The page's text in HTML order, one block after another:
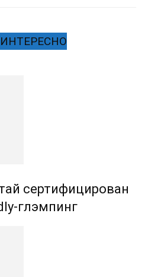
сертифицирован
глэмпинг